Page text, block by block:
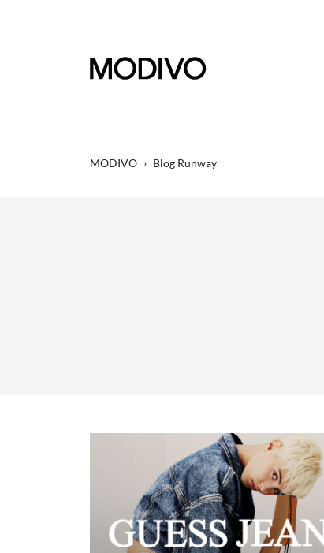
MODIVO › Blog Runway